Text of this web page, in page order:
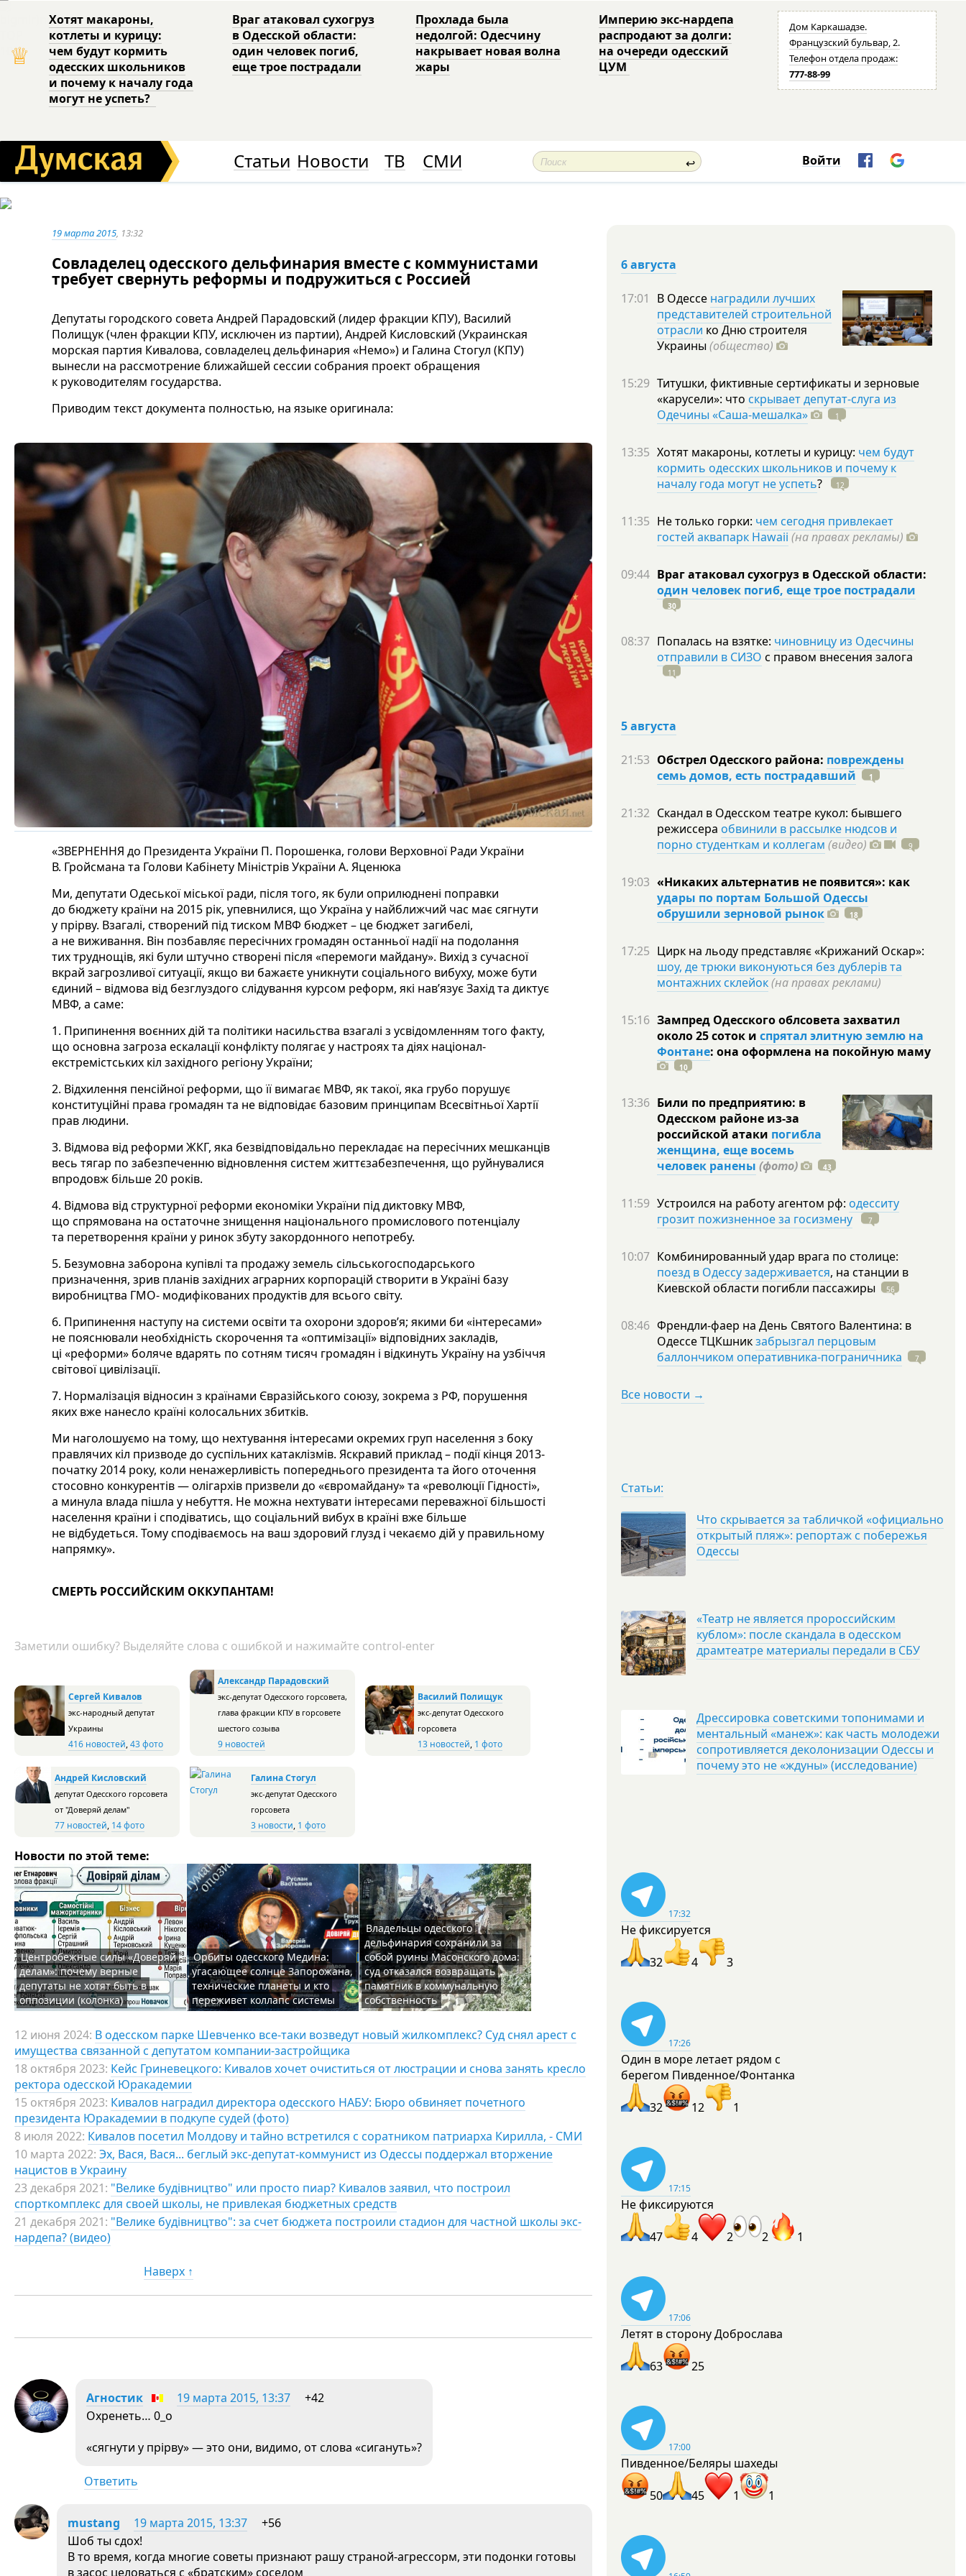
♕
Хотят макароны,
котлеты и курицу:
чем будут кормить
одесских школьников
и почему к началу года
могут не успеть?
Враг атаковал сухогруз
в Одесской области:
один человек погиб,
еще трое пострадали
Прохлада была
недолгой: Одесчину
накрывает новая волна
жары
Империю экс-нардепа
распродают за долги:
на очереди одесский
ЦУМ
Дом Каркашадзе.
Французский бульвар, 2.
Телефон отдела продаж:
777-88-99
Статьи Новости ТВ СМИ ↩ Войти
19 марта 2015, 13:32
Совладелец одесского дельфинария вместе с коммунистами
требует свернуть реформы и подружиться с Россией
Депутаты городского совета Андрей Парадовский (лидер фракции КПУ), Василий
Полищук (член фракции КПУ, исключен из партии), Андрей Кисловский (Украинская
морская партия Кивалова, совладелец дельфинария «Немо») и Галина Стогул (КПУ)
вынесли на рассмотрение ближайшей сессии собрания проект обращения
к руководителям государства.
Приводим текст документа полностью, на языке оригинала:
«ЗВЕРНЕННЯ до Президента України П. Порошенка, голови Верховної Ради України
В. Гройсмана та Голови Кабінету Міністрів України А. Яценюка
Ми, депутати Одеської міської ради, після того, як були оприлюднені поправки
до бюджету країни на 2015 рік, упевнилися, що Україна у найближчий час має сягнути
у прірву. Взагалі, створений під тиском МВФ бюджет – це бюджет загибелі,
а не виживання. Він позбавляє пересічних громадян останньої надії на подолання
тих труднощів, які були штучно створені після «перемоги майдану». Вихід з сучасної
вкрай загрозливої ситуації, якщо ви бажаєте уникнути соціального вибуху, може бути
єдиний – відмова від безглуздого слідування курсом реформ, які нав’язує Захід та диктує
МВФ, а саме:
1. Припинення воєнних дій та політики насильства взагалі з усвідомленням того факту,
що основна загроза ескалації конфлікту полягає у настроях та діях націонал-
екстремістських кіл західного регіону України;
2. Відхилення пенсійної реформи, що її вимагає МВФ, як такої, яка грубо порушує
конституційні права громадян та не відповідає базовим принципам Всесвітньої Хартії
прав людини.
3. Відмова від реформи ЖКГ, яка безвідповідально перекладає на пересічних мешканців
весь тягар по забезпеченню відновлення систем життєзабезпечення, що руйнувалися
впродовж більше 20 років.
4. Відмова від структурної реформи економіки України під диктовку МВФ,
що спрямована на остаточне знищення національного промислового потенціалу
та перетворення країни у ринок збуту закордонного непотребу.
5. Безумовна заборона купівлі та продажу земель сільськогосподарського
призначення, зрив планів західних аграрних корпорацій створити в Україні базу
виробництва ГМО- модифікованих продуктів для всього світу.
6. Припинення наступу на системи освіти та охорони здоров’я; якими би «інтересами»
не пояснювали необхідність скорочення та «оптимізації» відповідних закладів,
ці «реформи» боляче вдарять по сотням тисяч громадян і відкинуть Україну на узбіччя
світової цивілізації.
7. Нормалізація відносин з країнами Євразійського союзу, зокрема з РФ, порушення
яких вже нанесло країні колосальних збитків.
Ми наголошуємо на тому, що нехтування інтересами окремих груп населення з боку
правлячих кіл призводе до суспільних катаклізмів. Яскравий приклад – події кінця 2013-
початку 2014 року, коли ненажерливість попереднього президента та його оточення
стосовно конкурентів — олігархів призвели до «євромайдану» та «революції Гідності»,
а минула влада пішла у небуття. Не можна нехтувати інтересами переважної більшості
населення країни і сподіватись, що соціальний вибух в країні вже більше
не відбудеться. Тому сподіваємось на ваш здоровий глузд і чекаємо дій у правильному
напрямку».
СМЕРТЬ РОССИЙСКИМ ОККУПАНТАМ!
Заметили ошибку? Выделяйте слова с ошибкой и нажимайте control-enter
Сергей Кивалов
экс-народный депутат
Украины
416 новостей,43 фото
Александр Парадовский
экс-депутат Одесского горсовета,
глава фракции КПУ в горсовете
шестого созыва
9 новостей
Василий Полищук
экс-депутат Одесского
горсовета
13 новостей, 1 фото
Андрей Кисловский
депутат Одесского горсовета
от "Доверяй делам"
77 новостей, 14 фото
Галина Стогул
экс-депутат Одесского
горсовета
3 новости, 1 фото
Новости по этой теме:
Центробежные силы «Доверяй
делам»: почему верные
депутаты не хотят быть в
оппозиции (колонка)
Орбиты одесского Медина:
угасающее солнце Запорожана,
технические планеты и кто
переживет коллапс системы
Владельцы одесского
дельфинария сохранили за
собой руины Масонского дома:
суд отказался возвращать
памятник в коммунальную
собственность
12 июня 2024: В одесском парке Шевченко все-таки возведут новый жилкомплекс? Суд снял арест с
имущества связанной с депутатом компании-застройщика
18 октября 2023: Кейс Гриневецкого: Кивалов хочет очиститься от люстрации и снова занять кресло
ректора одесской Юракадемии
15 октября 2023: Кивалов наградил директора одесского НАБУ: Бюро обвиняет почетного
президента Юракадемии в подкупе судей (фото)
8 июля 2022: Кивалов посетил Молдову и тайно встретился с соратником патриарха Кирилла, - СМИ
10 марта 2022: Эх, Вася, Вася... беглый экс-депутат-коммунист из Одессы поддержал вторжение
нацистов в Украину
23 декабря 2021: "Велике будівництво" или просто пиар? Кивалов заявил, что построил
спорткомплекс для своей школы, не привлекая бюджетных средств
21 декабря 2021: "Велике будівництво": за счет бюджета построили стадион для частной школы экс-
нардепа? (видео)
Наверх ↑
Агностик 19 марта 2015, 13:37
+42
Охренеть… 0_о
«сягнути у прірву» — это они, видимо, от слова «сигануть»?
Ответить
mustang 19 марта 2015, 13:37
+56
Шоб ты сдох!
В то время, когда многие советы признают рашу страной-агрессорм, эти подонки готовы
в засос целоваться с «братским» соседом
6 августа
17:01 В Одессе наградили лучших
представителей строительной
отрасли ко Дню строителя
Украины (общество)
15:29 Титушки, фиктивные сертификаты и зерновые
«карусели»: что скрывает депутат-слуга из
Одечины «Саша-мешалка»
1
13:35 Хотят макароны, котлеты и курицу: чем будут
кормить одесских школьников и почему к
началу года могут не успеть? 12
11:35 Не только горки: чем сегодня привлекает
гостей аквапарк Hawaii (на правах рекламы)
09:44 Враг атаковал сухогруз в Одесской области:
один человек погиб, еще трое пострадали
30
08:37 Попалась на взятке: чиновницу из Одесчины
отправили в СИЗО с правом внесения залога
11
5 августа
21:53 Обстрел Одесского района: повреждены
семь домов, есть пострадавший
1
21:32 Скандал в Одесском театре кукол: бывшего
режиссера обвинили в рассылке нюдсов и
порно студенткам и коллегам (видео) 9
19:03 «Никаких альтернатив не появится»: как
удары по портам Большой Одессы
обрушили зерновой рынок
18
17:25 Цирк на льоду представляє «Крижаний Оскар»:
шоу, де трюки виконуються без дублерів та
монтажних склейок(на правах реклами)
15:16 Зампред Одесского облсовета захватил
около 25 соток и спрятал элитную землю на
Фонтане: она оформлена на покойную маму
10
13:36 Били по предприятию: в
Одесском районе из-за
российской атаки погибла
женщина, еще восемь
человек ранены (фото) 43
11:59 Устроился на работу агентом рф: одесситу
грозит пожизненное за госизмену
7
10:07 Комбинированный удар врага по столице:
поезд в Одессу задерживается, на станции в
Киевской области погибли пассажиры 56
08:46 Френдли-фаер на День Святого Валентина: в
Одессе ТЦКшникзабрызгал перцовым
баллончиком оперативника-пограничника
7
Все новости →
Статьи:
Что скрывается за табличкой «официально
открытый пляж»: репортаж с побережья
Одессы
«Театр не является пророссийским
кублом»: после скандала в одесском
драмтеатре материалы передали в СБУ
Дрессировка советскими топонимами и
ментальный «манеж»: как часть молодежи
сопротивляется деколонизации Одессы и
почему это не «ждуны» (исследование)
17:32
Не фиксируется
32 4 3
17:26
Один в море летает рядом с
берегом Пивденное/Фонтанка
32 12 1
17:15
Не фиксируются
47 4 2 2 1
17:06
Летят в сторону Доброслава
63 25
17:00
Пивденное/Беляры шахеды
50 45 1 1